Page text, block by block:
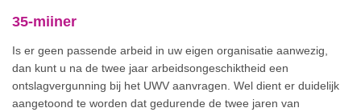
35-miiner
Is er geen passende arbeid in uw eigen organisatie aanwezig,
dan kunt u na de twee jaar arbeidsongeschiktheid een
ontslagvergunning bij het UWV aanvragen. Wel dient er duidelijk
aangetoond te worden dat gedurende de twee jaren van